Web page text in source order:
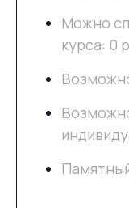
Можно
курса: 0